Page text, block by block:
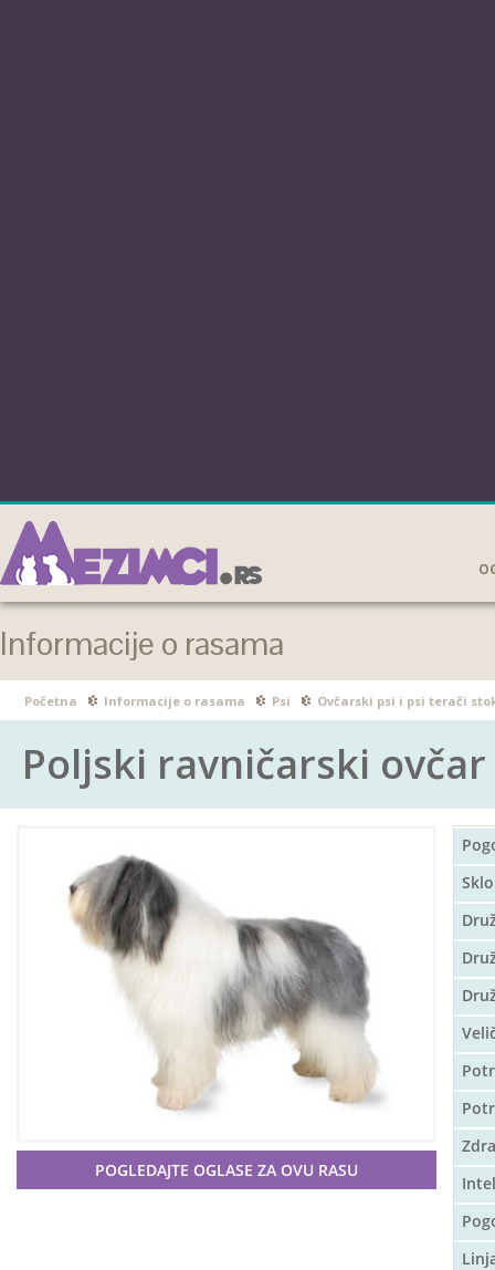
Informacije o rasama
Početna Informacije o rasama Psi Ovčarski psi i psi terači
Poljski ravničarski ovčar
POGLEDAJTE OGLASE ZA OVU RASU